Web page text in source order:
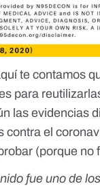
te contamos
para
las evidencias
contra el
(porque no
fue uno de